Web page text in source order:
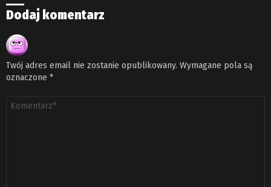
Dodaj komentarz
Twój adres email nie zostanie opublikowany. Wymagane pola są
oznaczone *
Komentarz